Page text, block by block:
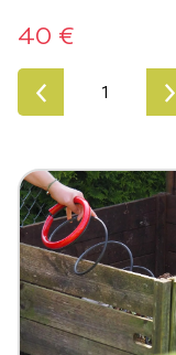
40 €
bois